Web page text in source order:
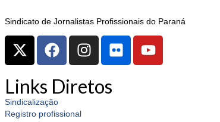
Sindicato de Jornalistas Profissionais do Paraná
Links Diretos
Sindicalização
Registro profissional